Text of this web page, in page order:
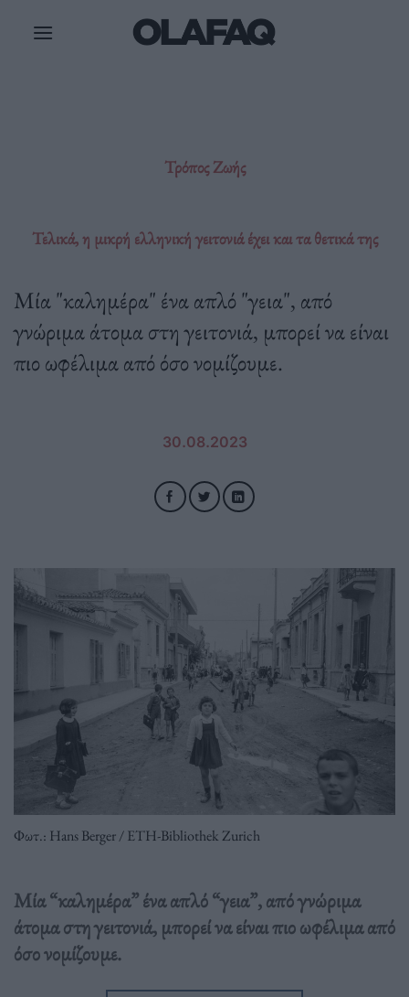
Τρόπος Ζωής
Τελικά, η μικρή ελληνική γειτονιά έχει και τα θετικά της
Μία "καλημέρα" ένα απλό "γεια", από
γνώριμα άτομα στη γειτονιά, μπορεί να είναι
πιο ωφέλιμα από όσο νομίζουμε.
30.08.2023
Φωτ.: Hans Berger / ETH-Bibliothek Zurich
Μία “καλημέρα” ένα απλό “γεια”, από γνώριμα
άτομα στη γειτονιά, μπορεί να είναι πιο ωφέλιμα από
όσο νομίζουμε.